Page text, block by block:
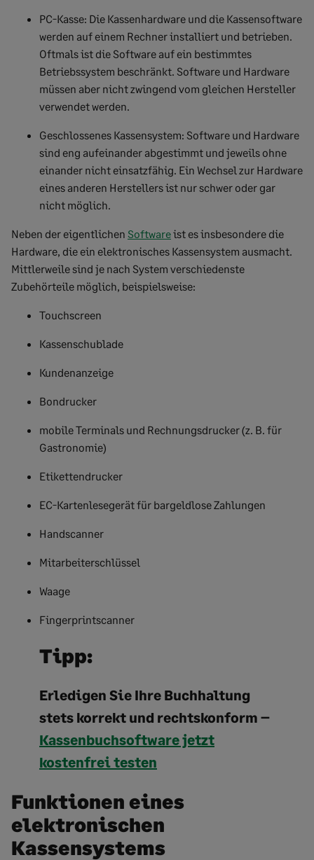
PC-Kasse: Die Kassenhardware und die Kassensoftware
werden auf einem Rechner installiert und betrieben.
Oftmals ist die Software auf ein bestimmtes
Betriebssystem beschränkt. Software und Hardware
müssen aber nicht zwingend vom gleichen Hersteller
verwendet werden.
Geschlossenes Kassensystem: Software und Hardware
sind eng aufeinander abgestimmt und jeweils ohne
einander nicht einsatzfähig. Ein Wechsel zur Hardware
eines anderen Herstellers ist nur schwer oder gar
nicht möglich.
Neben der eigentlichen Softwareist es insbesondere die
Hardware, die ein elektronisches Kassensystem ausmacht.
Mittlerweile sind je nach System verschiedenste
Zubehörteile möglich, beispielsweise:
Touchscreen
Kassenschublade
Kundenanzeige
Bondrucker
mobile Terminals und Rechnungsdrucker (z. B. für
Gastronomie)
Etikettendrucker
EC-Kartenlesegerät für bargeldlose Zahlungen
Handscanner
Mitarbeiterschlüssel
Waage
Fingerprintscanner
Tipp:
Erledigen Sie Ihre Buchhaltung
stets korrekt und rechtskonform –
Kassenbuchsoftware jetzt
kostenfrei testen
Funktionen eines
elektronischen
Kassensystems